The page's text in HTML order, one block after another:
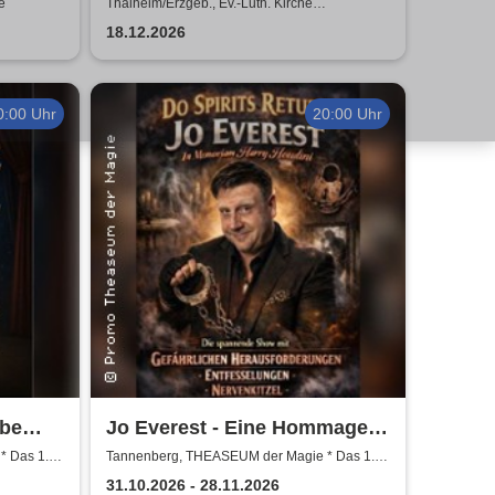
Thalheim/Erzgeb., Ev.-Luth. Kirche
Thalheim/Erzgeb.
18.12.2026
Uhr
Das 1.
20:00 Uhr
Jo Everest - Eine Hommage
an Houdini
Tannenberg, THEASEUM der Magie * Das 1.
31.10.2026 - 28.11.2026